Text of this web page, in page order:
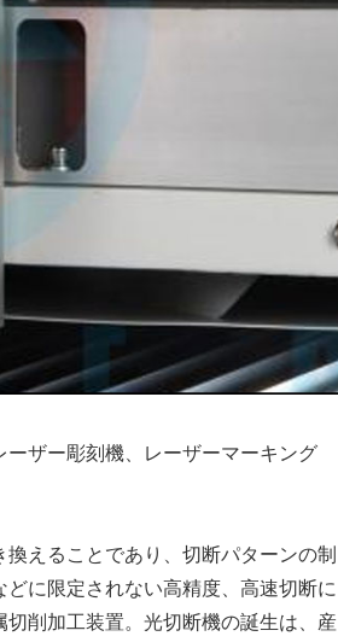
ザー彫刻機、レーザーマーキング
えることであり、切断パターンの制
に限定されない高精度、高速切断に
削加工装置。光切断機の誕生は、産